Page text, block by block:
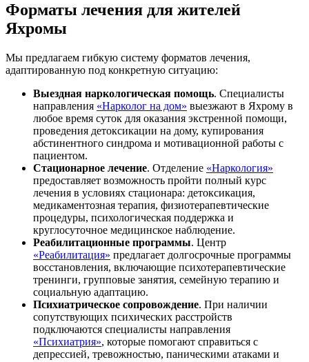
Форматы лечения для жителей
Яхромы
Мы предлагаем гибкую систему форматов лечения,
адаптированную под конкретную ситуацию:
Выездная наркологическая помощь. Специалисты
направления «Нарколог на дом» выезжают в Яхрому в
любое время суток для оказания экстренной помощи,
проведения детоксикации на дому, купирования
абстинентного синдрома и мотивационной работы с
пациентом.
Стационарное лечение. Отделение «Наркология»
предоставляет возможность пройти полный курс
лечения в условиях стационара: детоксикация,
медикаментозная терапия, физиотерапевтические
процедуры, психологическая поддержка и
круглосуточное медицинское наблюдение.
Реабилитационные программы. Центр
«Реабилитация» предлагает долгосрочные программы
восстановления, включающие психотерапевтические
тренинги, групповые занятия, семейную терапию и
социальную адаптацию.
Психиатрическое сопровождение. При наличии
сопутствующих психических расстройств
подключаются специалисты направления
«Психиатрия», которые помогают справиться с
депрессией, тревожностью, паническими атаками и